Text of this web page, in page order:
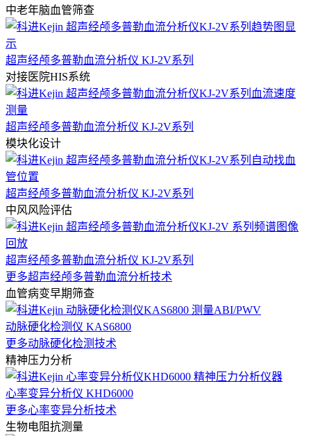
中老年脑血管筛查
超声经颅多普勒血流分析仪 KJ-2V系列
对接医院HIS系统
超声经颅多普勒血流分析仪 KJ-2V系列
模块化设计
超声经颅多普勒血流分析仪 KJ-2V系列
中风风险评估
超声经颅多普勒血流分析仪 KJ-2V系列
更多超声经颅多普勒血流分析技术
血管病变早期筛查
动脉硬化检测仪 KAS6800
更多动脉硬化检测技术
精神压力分析
心率变异分析仪 KHD6000
更多心率变异分析技术
生物电阻抗测量